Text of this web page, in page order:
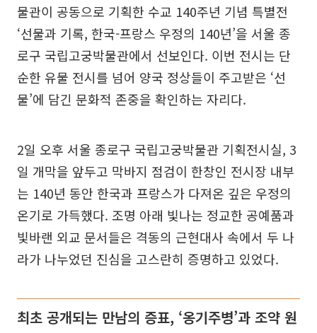
물관이 공동으로 기획한 수교 140주년 기념 특별전
‘선물과 기록, 한국-프랑스 우정의 140년’을 서울 종
로구 국립고궁박물관에서 선보인다. 이번 전시는 단
순한 유물 전시를 넘어 양국 정상들이 주고받은 ‘선
물’에 담긴 문화적 존중을 확인하는 자리다.
2일 오후 서울 종로구 국립고궁박물관 기획전시실, 3
일 개막을 앞두고 막바지 점검이 한창인 전시장 내부
는 140년 동안 한국과 프랑스가 다져온 깊은 우정의
온기로 가득했다. 조명 아래 빛나는 정교한 공예품과
빛바랜 외교 문서들은 격동의 근현대사 속에서 두 나
라가 나누었던 진심을 고스란히 증명하고 있었다.
최초 공개되는 만남의 증표, ‘옹기주병’과 조약 원